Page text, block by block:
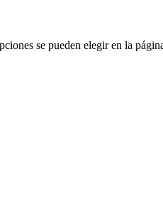
se pueden elegir en la